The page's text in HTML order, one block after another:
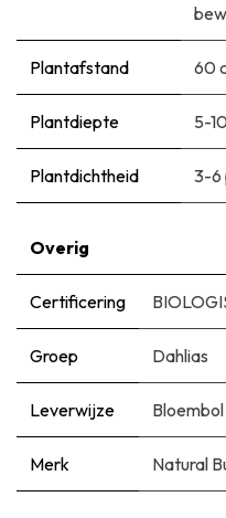
Plantafstand 60
Plantdiepte 5-
Plantdichtheid 3-6
Overig
Certificering
Groep Dahlias
Leverwijze
Merk Natural